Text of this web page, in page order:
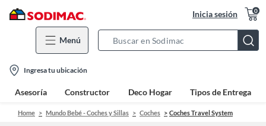
Inicia sesión 0
Menú
Bar
location-
icon
Ingresa tu ubicación
Asesoría Constructor Deco Hogar Tipos de Entrega
Home Mundo Bebé - Coches y Sillas Coches Coches Travel System